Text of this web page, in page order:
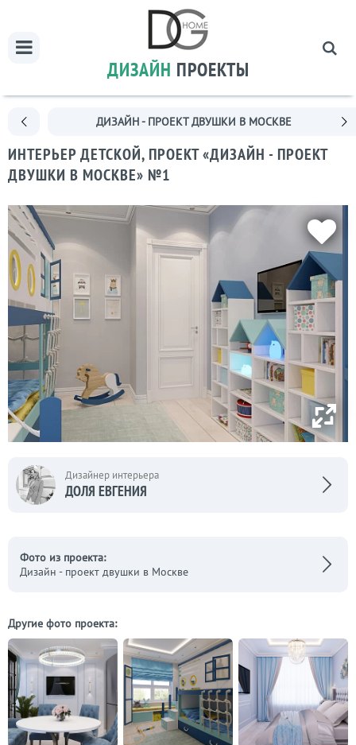
ДИЗАЙН ПРОЕКТЫ
ДИЗАЙН - ПРОЕКТ ДВУШКИ В МОСКВЕ
ИНТЕРЬЕР ДЕТСКОЙ, ПРОЕКТ «ДИЗАЙН - ПРОЕКТ
ДВУШКИ В МОСКВЕ» №1
Дизайнер интерьера
ДОЛЯ ЕВГЕНИЯ
Фото из проекта:
Дизайн - проект двушки в Москве
Другие фото проекта: